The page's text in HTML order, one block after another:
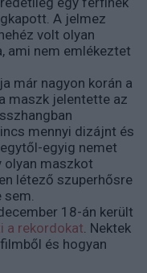
A jelmez
volt olyan
ami nem emlékeztet
már nagyon korán a
maszk jelentette az
mennyi dizájnt és
egyig nemet
olyan maszkot
létező szuperhősre
sem.
18-án került
a rekordokat. Nektek
és hogyan